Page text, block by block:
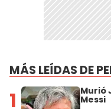
MÁS LEÍDAS DE
1 Murió
Messi